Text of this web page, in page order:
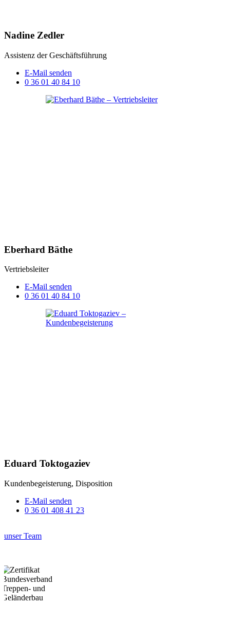
Nadine Zedler
Assistenz der Geschäftsführung
E-Mail senden
0 36 01 40 84 10
Eberhard Bäthe
Vertriebsleiter
E-Mail senden
0 36 01 40 84 10
Eduard Toktogaziev
Kundenbegeisterung, Disposition
E-Mail senden
0 36 01 408 41 23
unser Team